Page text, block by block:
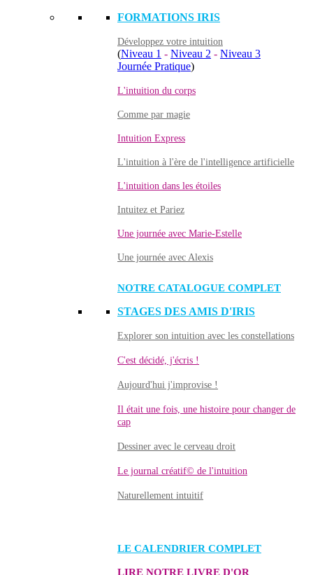
FORMATIONS IRIS
Développez votre intuition
(Niveau 1 - Niveau 2 - Niveau 3
Journée Pratique)
L'intuition du corps
Comme par magie
Intuition Express
L'intuition à l'ère de l'intelligence artificielle
L'intuition dans les étoiles
Intuitez et Pariez
Une journée avec Marie-Estelle
Une journée avec Alexis
NOTRE CATALOGUE COMPLET
STAGES DES AMIS D'IRIS
Explorer son intuition avec les constellations
C'est décidé, j'écris !
Aujourd'hui j'improvise !
Il était une fois, une histoire pour changer de
cap
Dessiner avec le cerveau droit
Le journal créatif© de l'intuition
Naturellement intuitif
LE CALENDRIER COMPLET
LIRE NOTRE LIVRE D'OR